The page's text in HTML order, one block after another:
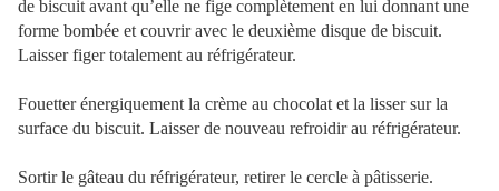
de biscuit avant qu’elle ne fige complètement en lui donnant une
forme bombée et couvrir avec le deuxième disque de biscuit.
Laisser figer totalement au réfrigérateur.
Fouetter énergiquement la crème au chocolat et la lisser sur la
surface du biscuit. Laisser de nouveau refroidir au réfrigérateur.
Sortir le gâteau du réfrigérateur, retirer le cercle à pâtisserie.